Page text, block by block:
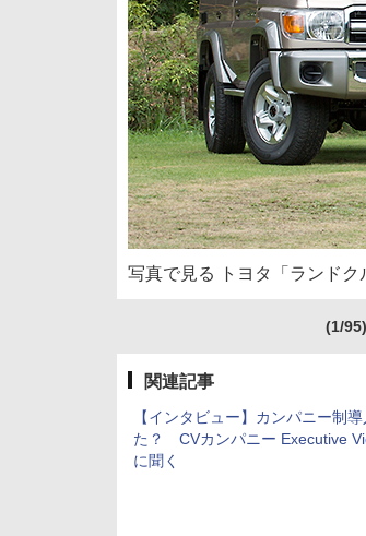
写真で見る トヨタ「ランドク
(1/95)
関連記事
【インタビュー】カンパニー制
た？ CVカンパニー Executive
に聞く